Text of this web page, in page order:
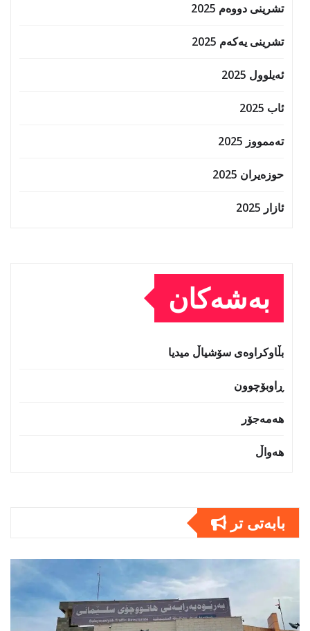
تشرینی دووەم 2025
تشرینی یەکەم 2025
ئەیلوول 2025
ئاب 2025
تەممووز 2025
حوزه‌یران 2025
ئازار 2025
بەشەکان
بڵاوکراوەی سۆشیاڵ میدیا
ڕاوبۆچوون
هەمەجۆر
هەواڵ
بابەتى تر